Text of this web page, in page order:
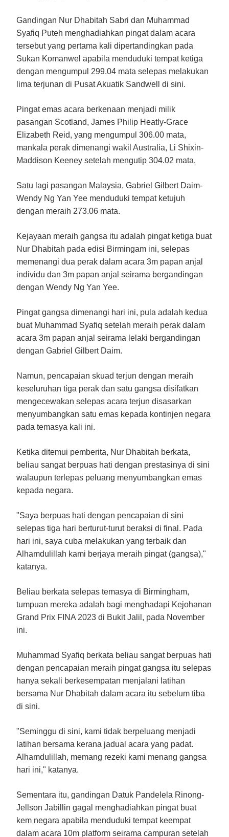
Gandingan Nur Dhabitah Sabri dan Muhammad
Syafiq Puteh menghadiahkan pingat dalam acara
tersebut yang pertama kali dipertandingkan pada
Sukan Komanwel apabila menduduki tempat ketiga
dengan mengumpul 299.04 mata selepas melakukan
lima terjunan di Pusat Akuatik Sandwell di sini.
Pingat emas acara berkenaan menjadi milik
pasangan Scotland, James Philip Heatly-Grace
Elizabeth Reid, yang mengumpul 306.00 mata,
mankala perak dimenangi wakil Australia, Li Shixin-
Maddison Keeney setelah mengutip 304.02 mata.
Satu lagi pasangan Malaysia, Gabriel Gilbert Daim-
Wendy Ng Yan Yee menduduki tempat ketujuh
dengan meraih 273.06 mata.
Kejayaan meraih gangsa itu adalah pingat ketiga buat
Nur Dhabitah pada edisi Birmingam ini, selepas
memenangi dua perak dalam acara 3m papan anjal
individu dan 3m papan anjal seirama bergandingan
dengan Wendy Ng Yan Yee.
Pingat gangsa dimenangi hari ini, pula adalah kedua
buat Muhammad Syafiq setelah meraih perak dalam
acara 3m papan anjal seirama lelaki bergandingan
dengan Gabriel Gilbert Daim.
Namun, pencapaian skuad terjun dengan meraih
keseluruhan tiga perak dan satu gangsa disifatkan
mengecewakan selepas acara terjun disasarkan
menyumbangkan satu emas kepada kontinjen negara
pada temasya kali ini.
Ketika ditemui pemberita, Nur Dhabitah berkata,
beliau sangat berpuas hati dengan prestasinya di sini
walaupun terlepas peluang menyumbangkan emas
kepada negara.
"Saya berpuas hati dengan pencapaian di sini
selepas tiga hari berturut-turut beraksi di final. Pada
hari ini, saya cuba melakukan yang terbaik dan
Alhamdulillah kami berjaya meraih pingat (gangsa),"
katanya.
Beliau berkata selepas temasya di Birmingham,
tumpuan mereka adalah bagi menghadapi Kejohanan
Grand Prix FINA 2023 di Bukit Jalil, pada November
ini.
Muhammad Syafiq berkata beliau sangat berpuas hati
dengan pencapaian meraih pingat gangsa itu selepas
hanya sekali berkesempatan menjalani latihan
bersama Nur Dhabitah dalam acara itu sebelum tiba
di sini.
"Seminggu di sini, kami tidak berpeluang menjadi
latihan bersama kerana jadual acara yang padat.
Alhamdulillah, memang rezeki kami menang gangsa
hari ini," katanya.
Sementara itu, gandingan Datuk Pandelela Rinong-
Jellson Jabillin gagal menghadiahkan pingat buat
kem negara apabila menduduki tempat keempat
dalam acara 10m platform seirama campuran setelah